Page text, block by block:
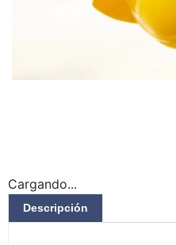
Cargando...
Descripción